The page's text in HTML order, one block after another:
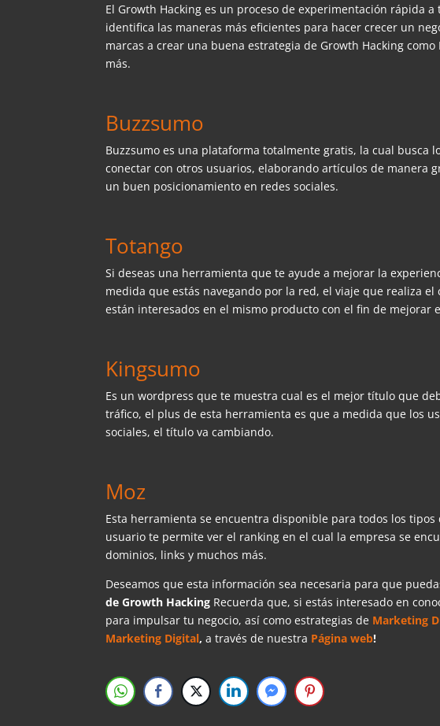
El Growth Hacking es un proceso de experimentación rápida
identifica las maneras más eficientes para hacer crecer un
marcas a crear una buena estrategia de Growth Hacking
más.
Buzzsumo
Buzzsumo es una plataforma totalmente gratis, la cual busca
conectar con otros usuarios, elaborando artículos de manera
un buen posicionamiento en redes sociales.
Totango
Si deseas una herramienta que te ayude a mejorar la
medida que estás navegando por la red, el viaje que realiza
están interesados en el mismo producto con el fin de mejorar
Kingsumo
Es un wordpress que te muestra cual es el mejor título que
tráfico, el plus de esta herramienta es que a medida que los
sociales, el título va cambiando.
Moz
Esta herramienta se encuentra disponible para todos los
usuario te permite ver el ranking en el cual la empresa se
dominios, links y muchos más.
Deseamos que esta información sea necesaria para que
de Growth Hacking Recuerda que, si estás interesado en
para impulsar tu negocio, así como estrategias de Marketing
Marketing Digital, a través de nuestra Página web!